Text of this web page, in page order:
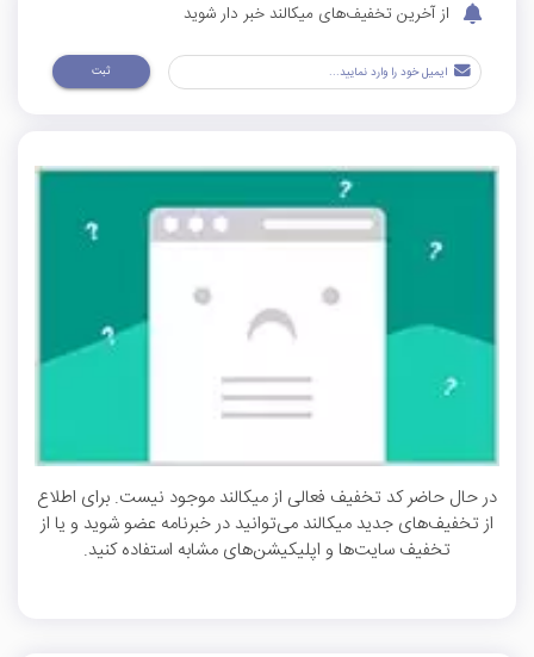
از آخرین تخفیف‌های میکالند خبر دار شوید
ثبت
در حال حاضر کد تخفیف فعالی از میکالند موجود نیست. برای اطلاع
از تخفیف‌های جدید میکالند می‌توانید در خبرنامه عضو شوید و یا از
تخفیف سایت‌ها و اپلیکیشن‌های مشابه استفاده کنید.